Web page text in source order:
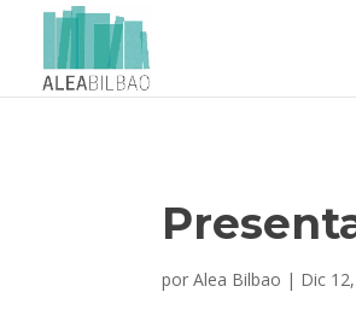
porAlea Bilbao | Dic